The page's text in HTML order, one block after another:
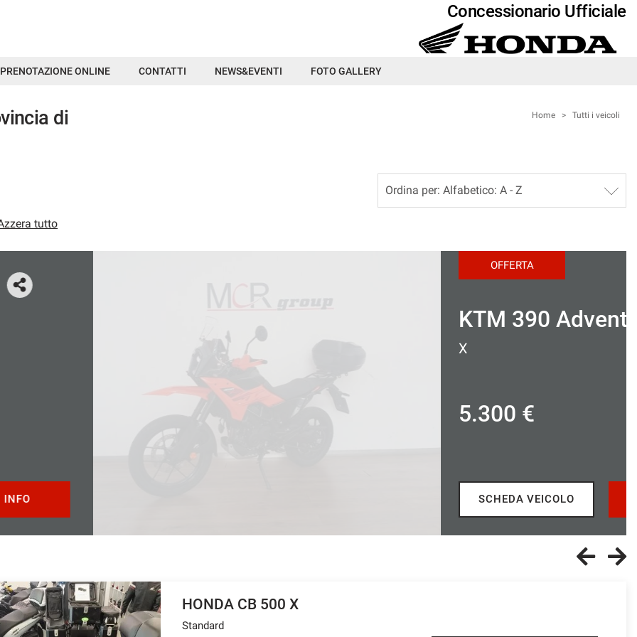
Concessionario Ufficiale
PRENOTAZIONE ONLINE CONTATTI NEWS&EVENTI FOTO GALLERY
di
Home > Tutti i veicoli
tutto
KTM 390 Adventure
5.300 €
RICHIEDI INFO
HONDA CB 500 X
Standard